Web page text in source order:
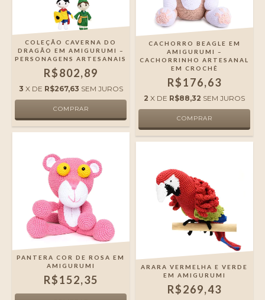
COLEÇÃO CAVERNA DO
DRAGÃO EM AMIGURUMI –
PERSONAGENS ARTESANAIS
R$802,89
3 X DE R$267,63 SEM JUROS
CACHORRO BEAGLE EM
AMIGURUMI –
CACHORRINHO ARTESANAL
EM CROCHÊ
R$176,63
2 X DE R$88,32 SEM JUROS
PANTERA COR DE ROSA EM
AMIGURUMI
R$152,35
ARARA VERMELHA E VERDE
EM AMIGURUMI
R$269,43